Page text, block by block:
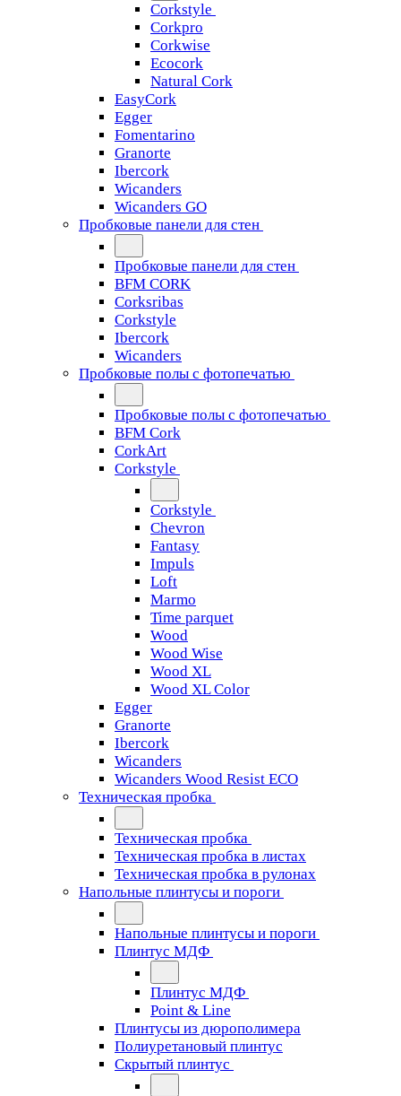
Corkstyle
Corkpro
Corkwise
Ecocork
Natural Cork
EasyCork
Egger
Fomentarino
Granorte
Ibercork
Wicanders
Wicanders GO
Пробковые панели для стен
Пробковые панели для стен
BFM CORK
Corksribas
Corkstyle
Ibercork
Wicanders
Пробковые полы с фотопечатью
Пробковые полы с фотопечатью
BFM Cork
CorkArt
Corkstyle
Corkstyle
Chevron
Fantasy
Impuls
Loft
Marmo
Time parquet
Wood
Wood Wise
Wood XL
Wood XL Color
Egger
Granorte
Ibercork
Wicanders
Wicanders Wood Resist ECO
Техническая пробка
Техническая пробка
Техническая пробка в листах
Техническая пробка в рулонах
Напольные плинтусы и пороги
Напольные плинтусы и пороги
Плинтус МДФ
Плинтус МДФ
Point & Line
Плинтусы из дюрополимера
Полиуретановый плинтус
Скрытый плинтус